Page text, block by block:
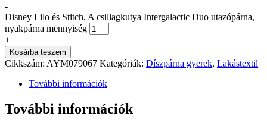
-
Disney Lilo és Stitch, A csillagkutya Intergalactic Duo utazópárna,
nyakpárna mennyiség
+
Kosárba teszem
Cikkszám: AYM079067 Kategóriák: Díszpárna gyerek, Lakástextil
További információk
További információk